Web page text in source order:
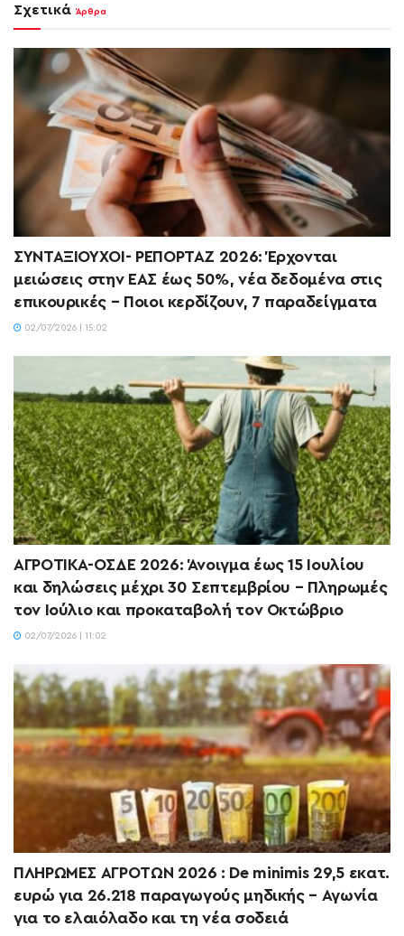
Σχετικά Άρθρα
ΣΥΝΤΑΞΙΟΥΧΟΙ- ΡΕΠΟΡΤΑΖ 2026: Έρχονται
μειώσεις στην ΕΑΣ έως 50%, νέα δεδομένα στις
επικουρικές – Ποιοι κερδίζουν, 7 παραδείγματα
02/07/2026 | 15:02
ΑΓΡΟΤΙΚΑ-ΟΣΔΕ 2026: Άνοιγμα έως 15 Ιουλίου
και δηλώσεις μέχρι 30 Σεπτεμβρίου – Πληρωμές
τον Ιούλιο και προκαταβολή τον Οκτώβριο
02/07/2026 | 11:02
ΠΛΗΡΩΜΕΣ ΑΓΡΟΤΩΝ 2026 : De minimis 29,5 εκατ.
ευρώ για 26.218 παραγωγούς μηδικής – Αγωνία
για το ελαιόλαδο και τη νέα σοδειά